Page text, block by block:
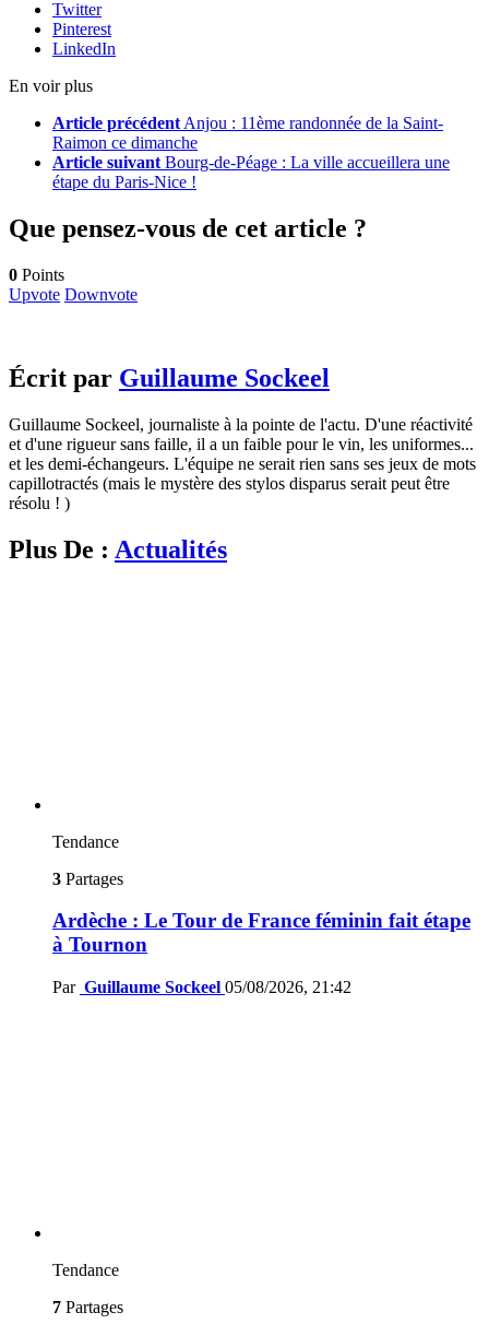
Twitter
Pinterest
LinkedIn
En voir plus
Article précédent Anjou : 11ème randonnée de la Saint-
Raimon ce dimanche
Article suivant Bourg-de-Péage : La ville accueillera une
étape du Paris-Nice !
Que pensez-vous de cet article ?
0 Points
Upvote Downvote
Écrit par Guillaume Sockeel
Guillaume Sockeel, journaliste à la pointe de l'actu. D'une réactivité
et d'une rigueur sans faille, il a un faible pour le vin, les uniformes...
et les demi-échangeurs. L'équipe ne serait rien sans ses jeux de mots
capillotractés (mais le mystère des stylos disparus serait peut être
résolu ! )
Plus De : Actualités
Tendance
3 Partages
Ardèche : Le Tour de France féminin fait étape
à Tournon
Par Guillaume Sockeel 05/08/2026, 21:42
Tendance
7 Partages